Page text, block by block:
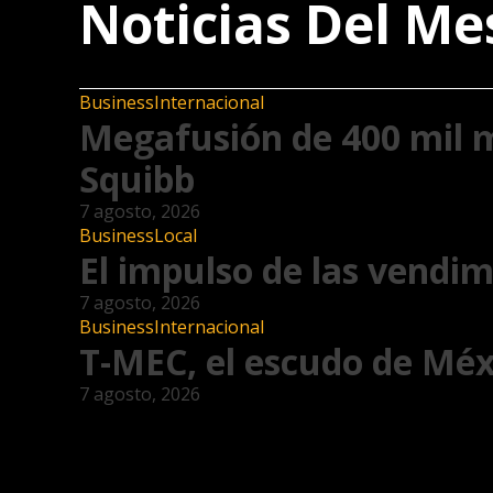
Noticias Del
BusinessInternacional
Megafusión de 400 mil
Squibb
7 agosto, 2026
BusinessLocal
El impulso de las
7 agosto, 2026
BusinessInternacional
T-MEC, el escudo de
7 agosto, 2026